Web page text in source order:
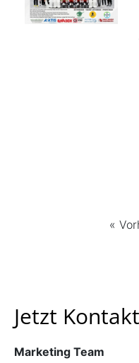
«
Jetzt
Marketing Team